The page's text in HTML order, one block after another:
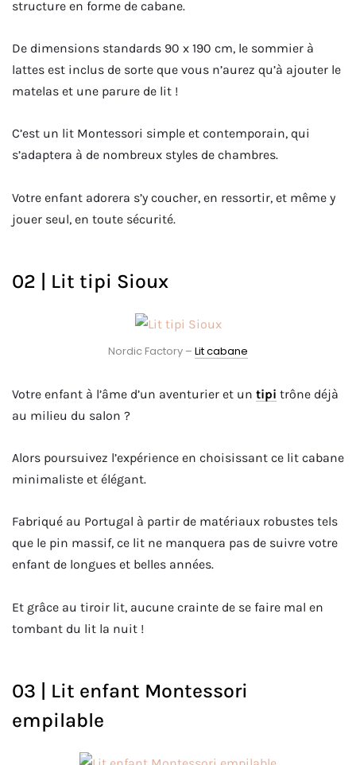
structure en forme de cabane.
De dimensions standards 90 x 190 cm, le sommier à
lattes est inclus de sorte que vous n’aurez qu’à ajouter le
matelas et une parure de lit !
C’est un lit Montessori simple et contemporain, qui
s’adaptera à de nombreux styles de chambres.
Votre enfant adorera s’y coucher, en ressortir, et même y
jouer seul, en toute sécurité.
02 | Lit tipi Sioux
Nordic Factory – Lit cabane
Votre enfant à l’âme d’un aventurier et un tipi trône déjà
au milieu du salon ?
Alors poursuivez l’expérience en choisissant ce lit cabane
minimaliste et élégant.
Fabriqué au Portugal à partir de matériaux robustes tels
que le pin massif, ce lit ne manquera pas de suivre votre
enfant de longues et belles années.
Et grâce au tiroir lit, aucune crainte de se faire mal en
tombant du lit la nuit !
03 | Lit enfant Montessori
empilable